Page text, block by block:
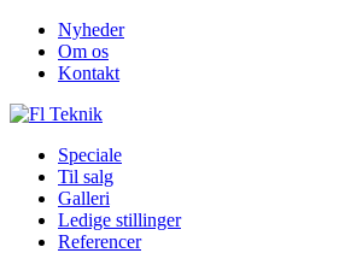
Nyheder
Om os
Kontakt
Speciale
Til salg
Galleri
Ledige stillinger
Referencer